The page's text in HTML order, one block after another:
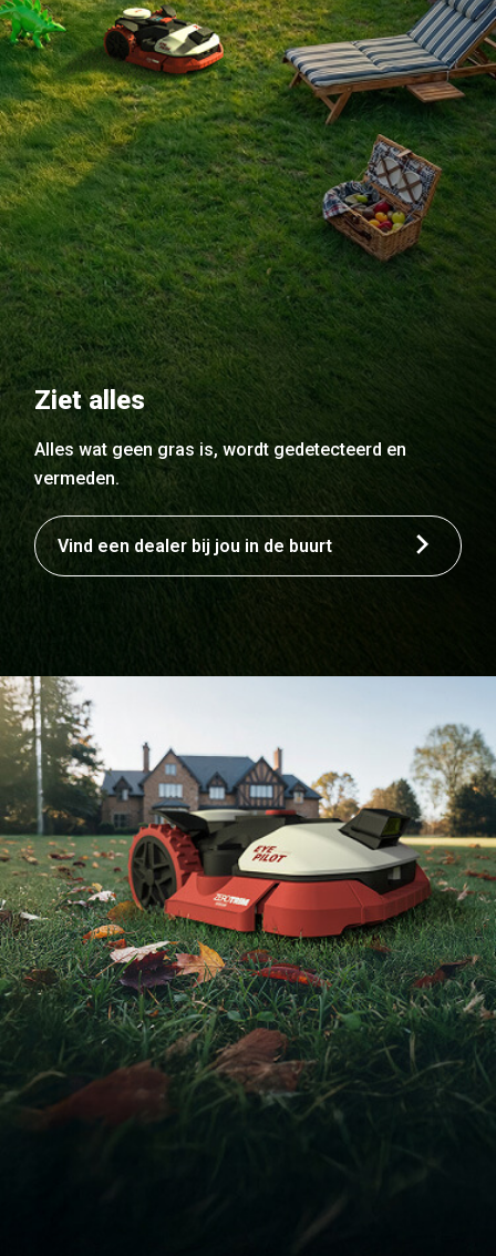
Ziet alles
Alles wat geen gras is, wordt gedetecteerd en
vermeden.
Vind een dealer bij jou in de buurt